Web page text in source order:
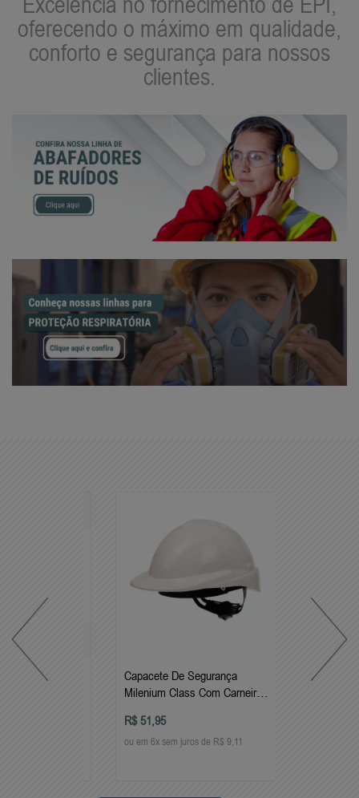
oferecendo o máximo em qualidade,
conforto e segurança para nossos
clientes.
Capacete De Segurança
Milenium Class Com Carneira
R$ 51,95
ou em 6x sem juros de R$ 9,11